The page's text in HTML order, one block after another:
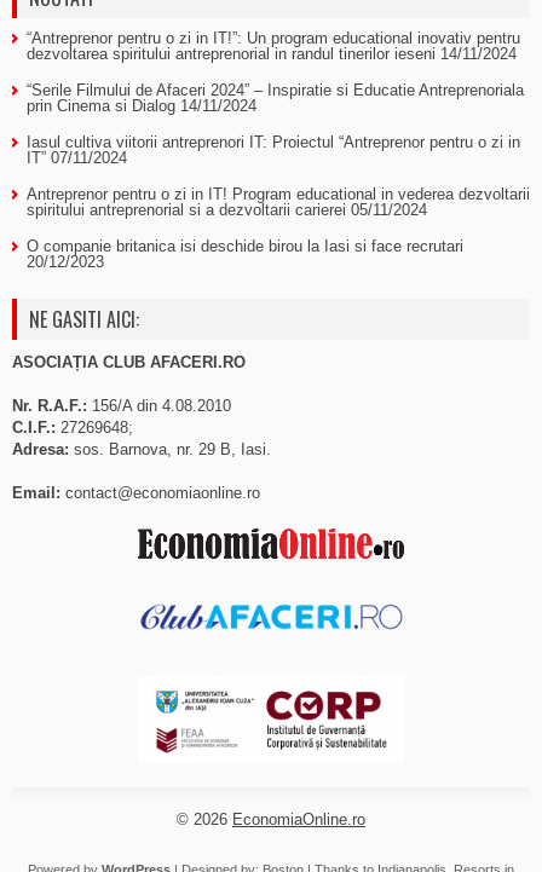
“Antreprenor pentru o zi in IT!”: Un program educational inovativ pentru
dezvoltarea spiritului antreprenorial in randul tinerilor ieseni 14/11/2024
“Serile Filmului de Afaceri 2024” – Inspiratie si Educatie Antreprenoriala
prin Cinema si Dialog 14/11/2024
Iasul cultiva viitorii antreprenori IT: Proiectul “Antreprenor pentru o zi in
IT” 07/11/2024
Antreprenor pentru o zi in IT! Program educational in vederea dezvoltarii
spiritului antreprenorial si a dezvoltarii carierei 05/11/2024
O companie britanica isi deschide birou la Iasi si face recrutari
20/12/2023
NE GASITI AICI:
ASOCIAȚIA CLUB AFACERI.RO
Nr. R.A.F.: 156/A din 4.08.2010
C.I.F.: 27269648;
Adresa: sos. Barnova, nr. 29 B, Iasi.
Email: contact@economiaonline.ro
© 2026 EconomiaOnline.ro